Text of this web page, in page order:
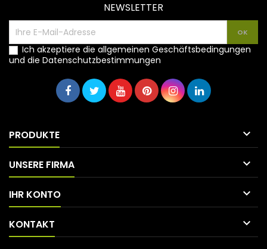
NEWSLETTER
Ich akzeptiere die allgemeinen Geschäftsbedingungen
und die Datenschutzbestimmungen
PRODUKTE 
UNSERE FIRMA 
IHR KONTO 
KONTAKT 